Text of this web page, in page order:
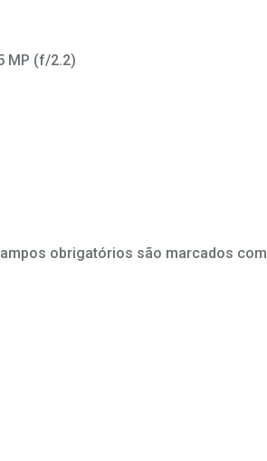
MP (f/2.2)
obrigatórios são marcados com